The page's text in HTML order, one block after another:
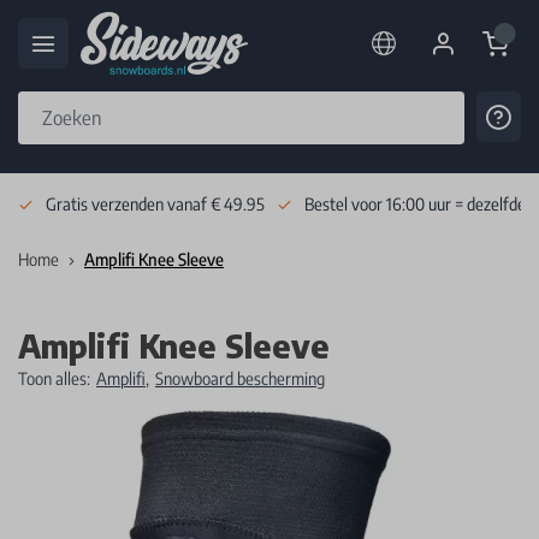
Cart
Gratis verzenden vanaf € 49.95 Bestel voor 16:00 uur = dezelfde
Home Amplifi Knee Sleeve
Amplifi Knee Sleeve
Toon alles: Amplifi, Snowboard bescherming